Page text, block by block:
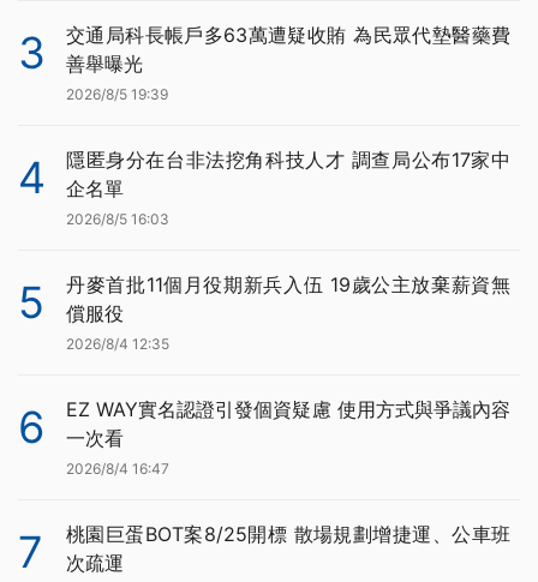
3
交通局科長帳戶多63萬遭疑收賄 為民眾代墊醫藥費
善舉曝光
2026/8/5 19:39
4
隱匿身分在台非法挖角科技人才 調查局公布17家中
企名單
2026/8/5 16:03
5
丹麥首批11個月役期新兵入伍 19歲公主放棄薪資無
償服役
2026/8/4 12:35
6
EZ WAY實名認證引發個資疑慮 使用方式與爭議內容
一次看
2026/8/4 16:47
7
桃園巨蛋BOT案8/25開標 散場規劃增捷運、公車班
次疏運